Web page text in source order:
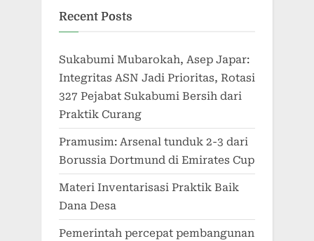
Recent Posts
Sukabumi Mubarokah, Asep Japar:
Integritas ASN Jadi Prioritas, Rotasi
327 Pejabat Sukabumi Bersih dari
Praktik Curang
Pramusim: Arsenal tunduk 2-3 dari
Borussia Dortmund di Emirates Cup
Materi Inventarisasi Praktik Baik
Dana Desa
Pemerintah percepat pembangunan